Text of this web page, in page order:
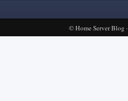
©Home Server Blog